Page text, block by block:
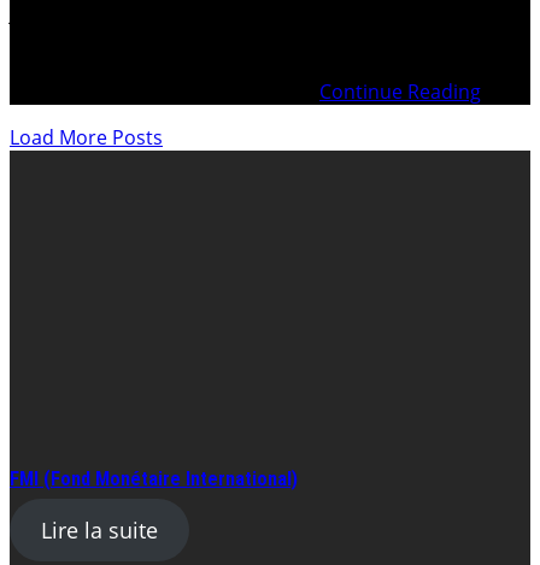
Continue Reading
Load More Posts
FMI (Fond Monétaire International)
Lire la suite